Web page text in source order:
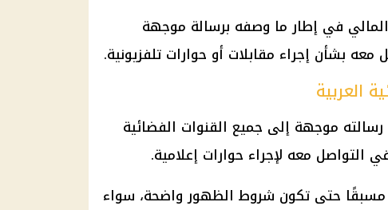
في إطار ما وصفه برسالة موجهة
بشأن إجراء مقابلات أو حوارات تلفزيونية.
العربية
موجهة إلى جميع القنوات الفضائية
التواصل معه لإجراء حوارات إعلامية.
مسبقًا حتى تكون شروط الظهور واضحة، سواء